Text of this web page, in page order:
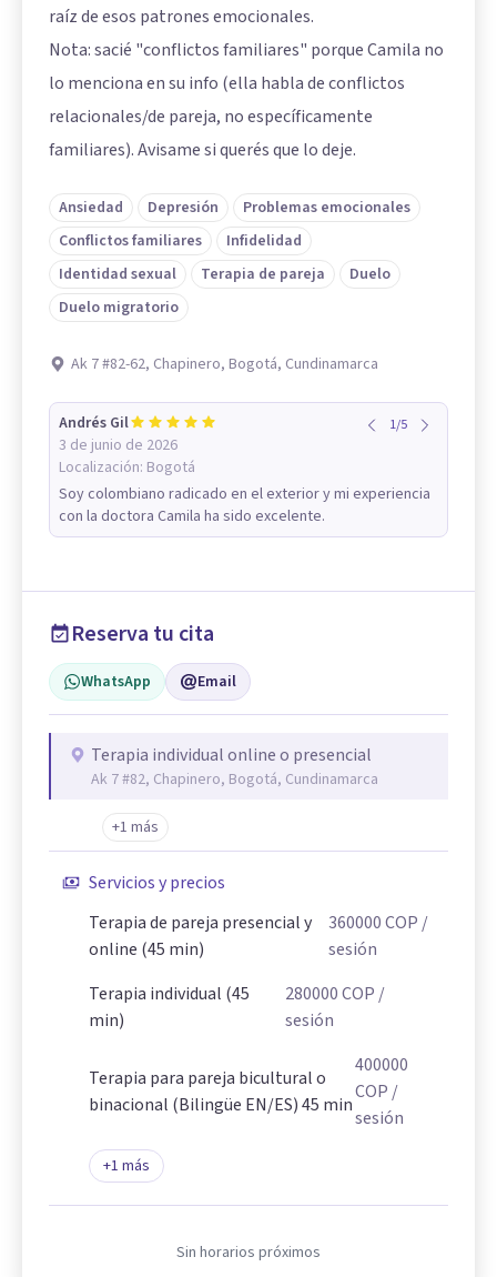
raíz de esos patrones emocionales.
Nota: sacié "conflictos familiares" porque Camila no
lo menciona en su info (ella habla de conflictos
relacionales/de pareja, no específicamente
familiares). Avisame si querés que lo deje.
Ansiedad Depresión
Problemas emocionales
Conflictos familiares
Infidelidad
Identidad sexual
Terapia de pareja
Duelo
Duelo migratorio
Ak 7 #82-62, Chapinero, Bogotá, Cundinamarca
Andrés Gil
3 de junio de 2026
Localización: Bogotá
1/5
Soy colombiano radicado en el exterior y mi experiencia
con la doctora Camila ha sido excelente.
Reserva tu cita
WhatsApp Email
Terapia individual online o presencial
Ak 7 #82, Chapinero, Bogotá, Cundinamarca
+1 más
Servicios y precios
Terapia de pareja presencial y
online (45 min)
360000COP /
sesión
Terapia individual (45
min)
280000COP /
sesión
Terapia para pareja bicultural o
binacional (Bilingüe EN/ES) 45 min
400000
COP /
sesión
+1 más
Sin horarios próximos